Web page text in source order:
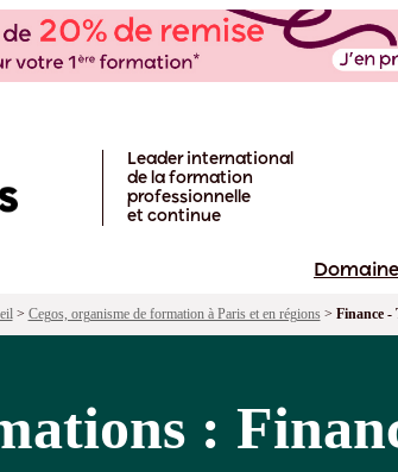
Leader international
de la formation
professionnelle
et continue
> Cegos, organisme de formation à Paris et en régions> Finance -
: